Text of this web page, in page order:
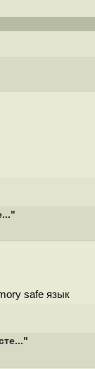
safe язык